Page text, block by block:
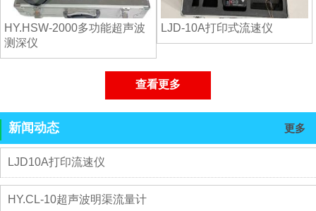
HY.HSW-2000多功能超声波
测深仪
LJD-10A打印式流速仪
查看更多
新闻动态 更多
LJD10A打印流速仪
HY.CL-10超声波明渠流量计